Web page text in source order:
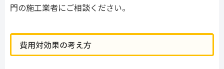
門の施工業者にご相談ください。
費用対効果の考え方